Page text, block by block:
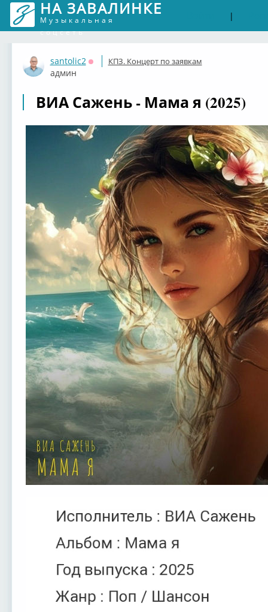
НА ЗАВАЛИНКЕ
Музыкальная
соцсеть
|
santolic2
Оффлайн
админ
КПЗ. Концерт по заявкам
ВИА Сажень - Мама я (2025)